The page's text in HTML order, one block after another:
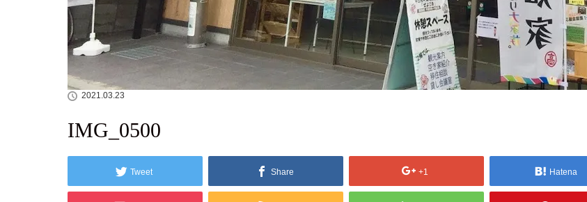
ホーム
ブログ一覧
IMG_0500
2021.03.23
IMG_0500
Tweet Share +1 Hatena